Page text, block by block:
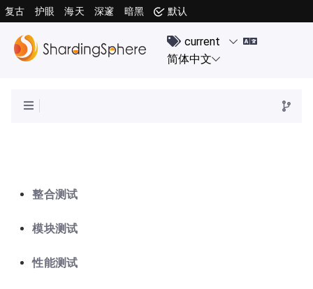
复古 护眼 海天 深邃 暗黑 默认
整合测试
模块测试
性能测试